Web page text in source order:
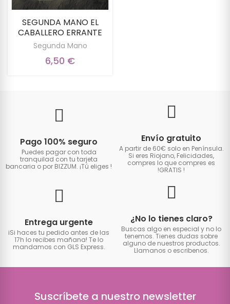
SEGUNDA MANO EL
CABALLERO ERRANTE
Segunda Mano
6,50 €
Pago 100% seguro
Puedes pagar con toda
tranquilad con tu tarjeta
bancaria o por BIZZUM. ¡Tú eliges !
Envío gratuito
A partir de 60€ solo en Península.
Si eres Riojano, Felicidades,
compres lo que compres es
!GRATIS !
Entrega urgente
iSi haces tu pedido antes de las
17h lo recibes mañana! Te lo
mandamos con GLS Express.
¿No lo tienes claro?
Buscas algo en especial y no lo
tenemos. Tienes dudas sobre
alguno de nuestros productos.
Llamanos o escribenos.
Suscríbete a nuestro newsletter